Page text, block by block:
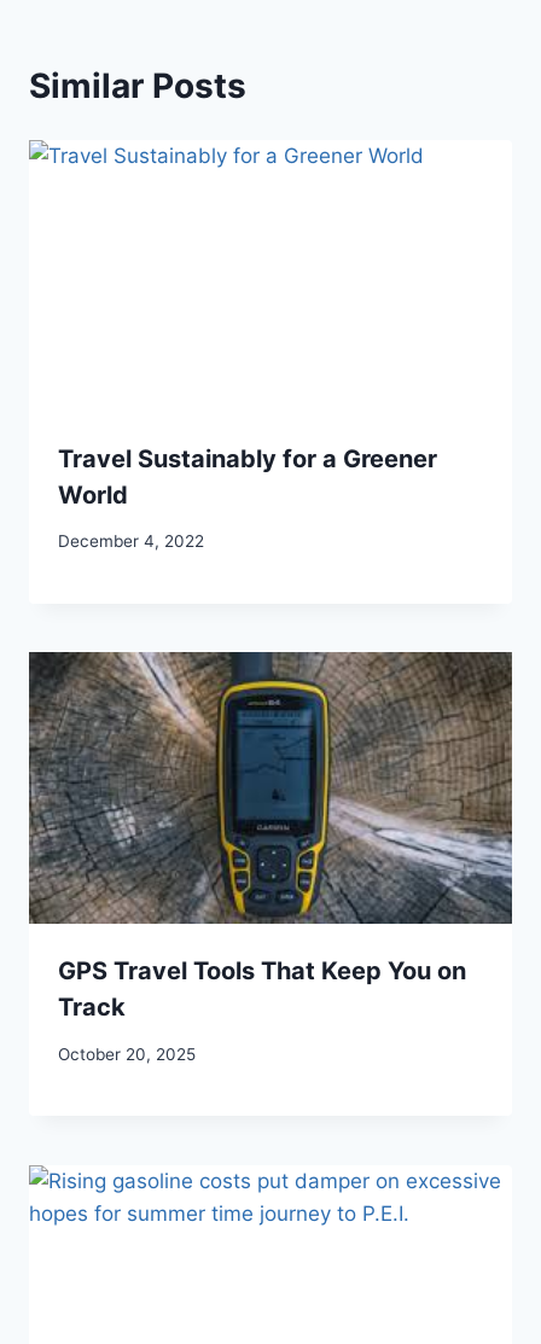
Similar Posts
Travel Sustainably for a Greener
World
December 4, 2022
GPS Travel Tools That Keep You on
Track
October 20, 2025